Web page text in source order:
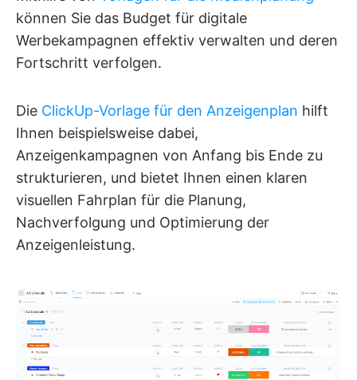
können Sie das Budget für digitale
Werbekampagnen effektiv verwalten und deren
Fortschritt verfolgen.
Die ClickUp-Vorlage für den Anzeigenplan hilft
Ihnen beispielsweise dabei,
Anzeigenkampagnen von Anfang bis Ende zu
strukturieren, und bietet Ihnen einen klaren
visuellen Fahrplan für die Planung,
Nachverfolgung und Optimierung der
Anzeigenleistung.